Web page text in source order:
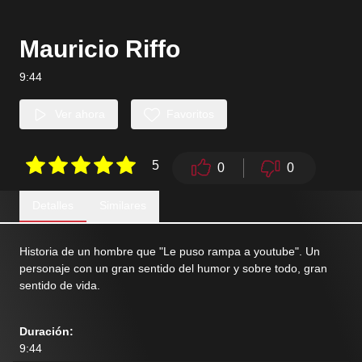
Mauricio Riffo
9:44
5 0 0
Historia de un hombre que "Le puso rampa a youtube". Un
personaje con un gran sentido del humor y sobre todo, gran
sentido de vida.
Duración:
9:44